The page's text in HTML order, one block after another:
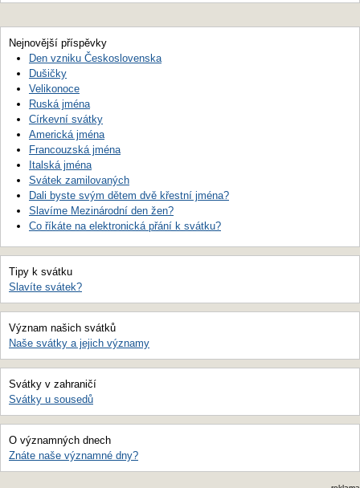
Nejnovější příspěvky
Den vzniku Československa
Dušičky
Velikonoce
Ruská jména
Církevní svátky
Americká jména
Francouzská jména
Italská jména
Svátek zamilovaných
Dali byste svým dětem dvě křestní jména?
Slavíme Mezinárodní den žen?
Co říkáte na elektronická přání k svátku?
Tipy k svátku
Slavíte svátek?
Význam našich svátků
Naše svátky a jejich významy
Svátky v zahraničí
Svátky u sousedů
O významných dnech
Znáte naše významné dny?